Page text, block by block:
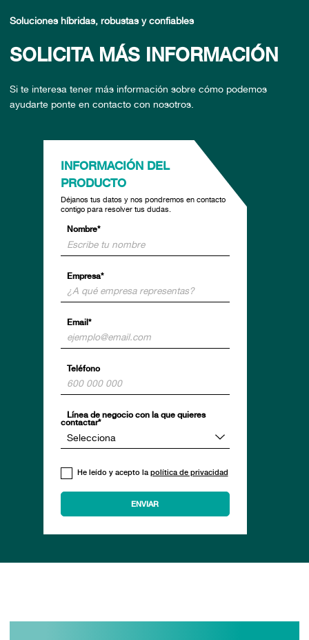
Soluciones híbridas, robustas y confiables
SOLICITA MÁS INFORMACIÓN
Si te interesa tener más información sobre cómo podemos
ayudarte ponte en contacto con nosotros.
INFORMACIÓN DEL
PRODUCTO
Déjanos tus datos y nos pondremos en contacto
contigo para resolver tus dudas.
Nombre*
Empresa*
Email*
Teléfono
Línea de negocio con la que quieres
contactar*
He leído y acepto la política de privacidad